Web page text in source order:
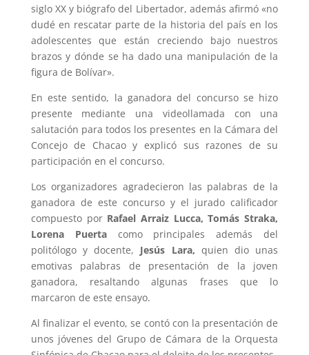
siglo XX y biógrafo del Libertador, además afirmó «no
dudé en rescatar parte de la historia del país en los
adolescentes que están creciendo bajo nuestros
brazos y dónde se ha dado una manipulación de la
figura de Bolívar».
En este sentido, la ganadora del concurso se hizo
presente mediante una videollamada con una
salutación para todos los presentes en la Cámara del
Concejo de Chacao y explicó sus razones de su
participación en el concurso.
Los organizadores agradecieron las palabras de la
ganadora de este concurso y el jurado calificador
compuesto por Rafael Arraiz Lucca, Tomás Straka,
Lorena Puertacomo principales además del
politólogo y docente, Jesús Lara, quien dio unas
emotivas palabras de presentación de la joven
ganadora, resaltando algunas frases que lo
marcaron de este ensayo.
Al finalizar el evento, se contó con la presentación de
unos jóvenes del Grupo de Cámara de la Orquesta